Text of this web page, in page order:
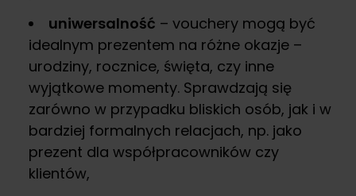
uniwersalność – vouchery mogą być
idealnym prezentem na różne okazje –
urodziny, rocznice, święta, czy inne
wyjątkowe momenty. Sprawdzają się
zarówno w przypadku bliskich osób, jak i w
bardziej formalnych relacjach, np. jako
prezent dla współpracowników czy
klientów,